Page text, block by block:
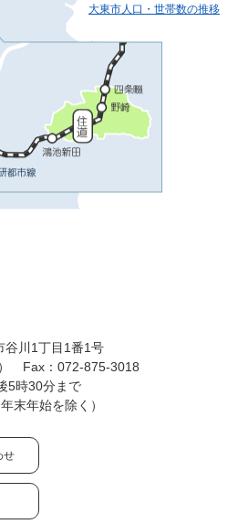
大東市人口・世帯数の推移
川1丁目1番1号
Fax：072-875-3018
5時30分まで
末年始を除く）
せ